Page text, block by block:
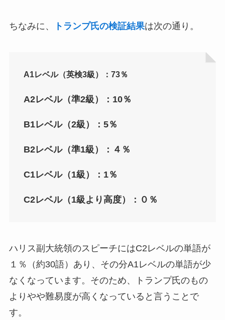
ちなみに、 トランプ氏の検証結果は次の通り。
A1レベル（英検3級）：73％
A2レベル（準2級）：10％
B1レベル（2級）：5％
B2レベル（準1級）：４％
C1レベル（1級）：1％
C2レベル（1級より高度）：０％
ハリス副大統領のスピーチにはC2レベルの単語が
１％（約30語）あり、その分A1レベルの単語が少
なくなっています。そのため、
トランプ氏のもの
よりやや難易度が高くなっていると言うことで
す。